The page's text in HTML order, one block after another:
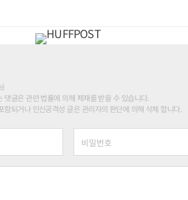
글은 관련 법률에 의해 제재를 받을 수 있습니다.
되거나 인신공격성 글은 관리자의 판단에 의해 삭제 합니다.